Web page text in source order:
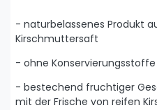
- naturbelassenes Produkt
Kirschmuttersaft
- ohne
- bestechend fruchtiger
mit der Frische von reifen